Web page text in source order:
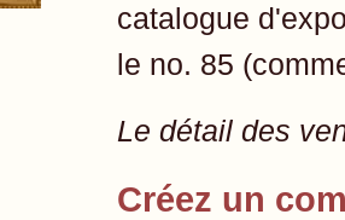
catalogue
le no. 85
Le détail des
Créez un